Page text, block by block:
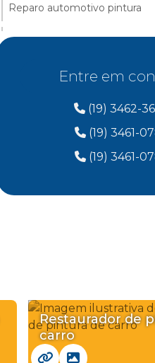
Reparo automotivo pintura
Reparo automotivo rapido
Reparo de pintura
Reparo em pintura de carro
Reparo na pintura do carro
Reparo plástico
Retoque pintura automotiva
Revisão corretiva
Entre em
(19) 3462-
(19) 3461-
(19) 3461-
Restaurador de
carro